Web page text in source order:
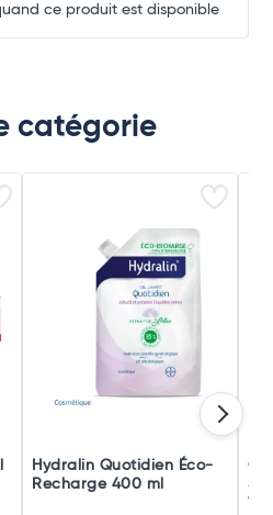
ce produit est disponible
catégorie
Hydralin Quotidien Éco-
Recharge 400 ml